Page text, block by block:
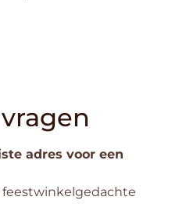
adres voor een